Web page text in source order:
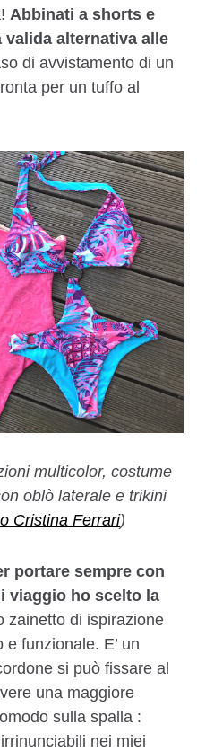
Abbinati a shorts e
alternativa alle
di avvistamento di un
per un tuffo al
multicolor, costume
oblò laterale e trikini
Cristina Ferrari)
portare sempre con
viaggio ho scelto la
zainetto di ispirazione
e funzionale. E’ un
si può fissare al
una maggiore
sulla spalla :
nei miei